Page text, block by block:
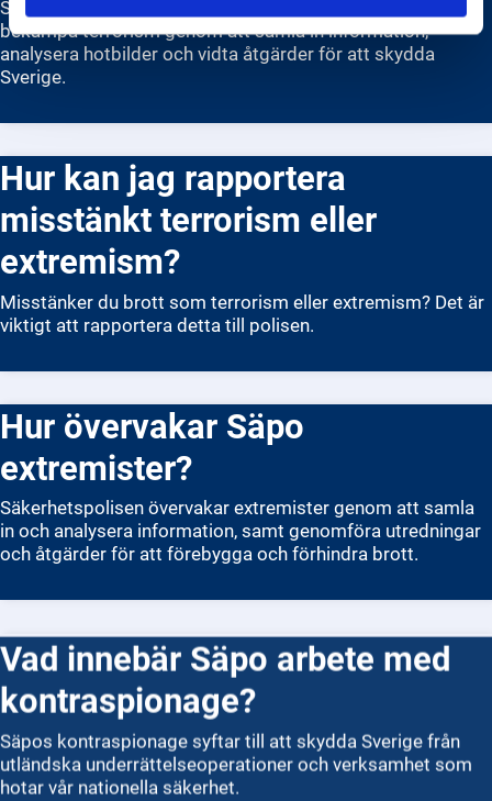
Säkerhetspolisen, Säpo, arbetar med att förhindra och
bekämpa terrorism genom att samla in information,
analysera hotbilder och vidta åtgärder för att skydda
Sverige.
Hur kan jag rapportera
misstänkt terrorism eller
extremism?
Misstänker du brott som terrorism eller extremism? Det är
viktigt att rapportera detta till polisen.
Hur övervakar Säpo
extremister?
Säkerhetspolisen övervakar extremister genom att samla
in och analysera information, samt genomföra utredningar
och åtgärder för att förebygga och förhindra brott.
Vad innebär Säpo arbete med
kontraspionage?
Säpos kontraspionage syftar till att skydda Sverige från
utländska underrättelseoperationer och verksamhet som
hotar vår nationella säkerhet.